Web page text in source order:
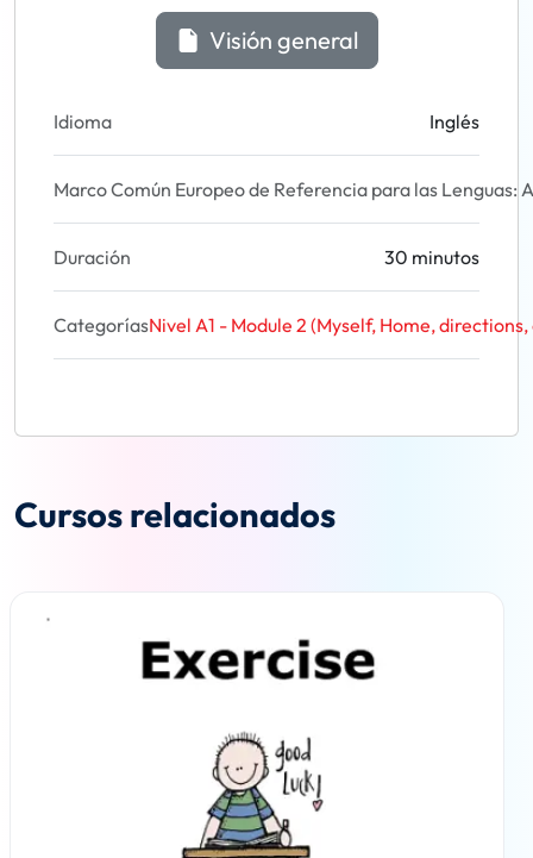
Visión general
Idioma Inglés
Marco Común Europeo de Referencia para las Lenguas:
Duración 30 minutos
CategoríasNivel A1 - Module 2 (Myself, Home,
Cursos relacionados